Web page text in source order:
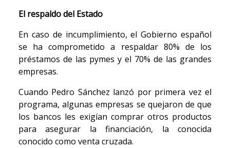
El respaldo del Estado
En caso de incumplimiento, el Gobierno español
se ha comprometido a respaldar 80% de los
préstamos de las pymes y el 70% de las grandes
empresas.
Cuando Pedro Sánchez lanzó por primera vez el
programa, algunas empresas se quejaron de que
los bancos les exigían comprar otros productos
para asegurar la financiación, la conocida
conocido como venta cruzada.